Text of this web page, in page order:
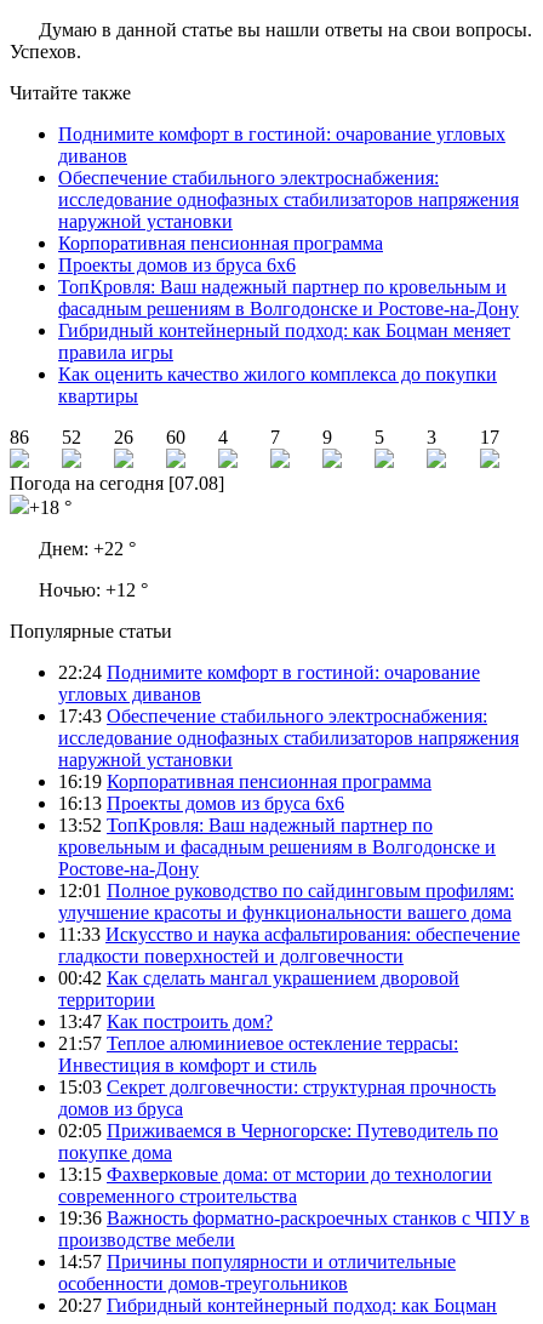
Думаю в данной статье вы нашли ответы на свои вопросы.
Успехов.
Читайте также
Поднимите комфорт в гостиной: очарование угловых
диванов
Обеспечение стабильного электроснабжения:
исследование однофазных стабилизаторов напряжения
наружной установки
Корпоративная пенсионная программа
Проекты домов из бруса 6х6
ТопКровля: Ваш надежный партнер по кровельным и
фасадным решениям в Волгодонске и Ростове-на-Дону
Гибридный контейнерный подход: как Боцман меняет
правила игры
Как оценить качество жилого комплекса до покупки
квартиры
86
52 26 60 4 7 9 5 3 17
Погода на сегодня [07.08]
+18 °
Днем: +22 °
Ночью: +12 °
Популярные статьи
22:24 Поднимите комфорт в гостиной: очарование
угловых диванов
17:43 Обеспечение стабильного электроснабжения:
исследование однофазных стабилизаторов напряжения
наружной установки
16:19 Корпоративная пенсионная программа
16:13 Проекты домов из бруса 6х6
13:52 ТопКровля: Ваш надежный партнер по
кровельным и фасадным решениям в Волгодонске и
Ростове-на-Дону
12:01 Полное руководство по сайдинговым профилям:
улучшение красоты и функциональности вашего дома
11:33 Искусство и наука асфальтирования: обеспечение
гладкости поверхностей и долговечности
00:42 Как сделать мангал украшением дворовой
территории
13:47 Как построить дом?
21:57 Теплое алюминиевое остекление террасы:
Инвестиция в комфорт и стиль
15:03 Секрет долговечности: структурная прочность
домов из бруса
02:05 Приживаемся в Черногорске: Путеводитель по
покупке дома
13:15 Фахверковые дома: от мстории до технологии
современного строительства
19:36 Важность форматно-раскроечных станков с ЧПУ в
производстве мебели
14:57 Причины популярности и отличительные
особенности домов-треугольников
20:27 Гибридный контейнерный подход: как Боцман